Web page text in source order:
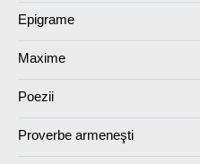
Epigrame
Maxime
Poezii
Proverbe armeneşti